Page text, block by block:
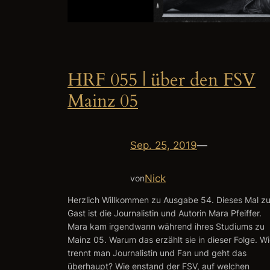
HRF 055 | über den FSV
Mainz 05
Sep. 25, 2019—
vonNick
Herzlich Willkommen zu Ausgabe 54. Dieses Mal zu
Gast ist die Journalistin und Autorin Mara Pfeiffer.
Mara kam irgendwann während ihres Studiums zu
Mainz 05. Warum das erzählt sie in dieser Folge.
trennt man Journalistin und Fan und geht das
überhaupt? Wie enstand der FSV, auf welchen